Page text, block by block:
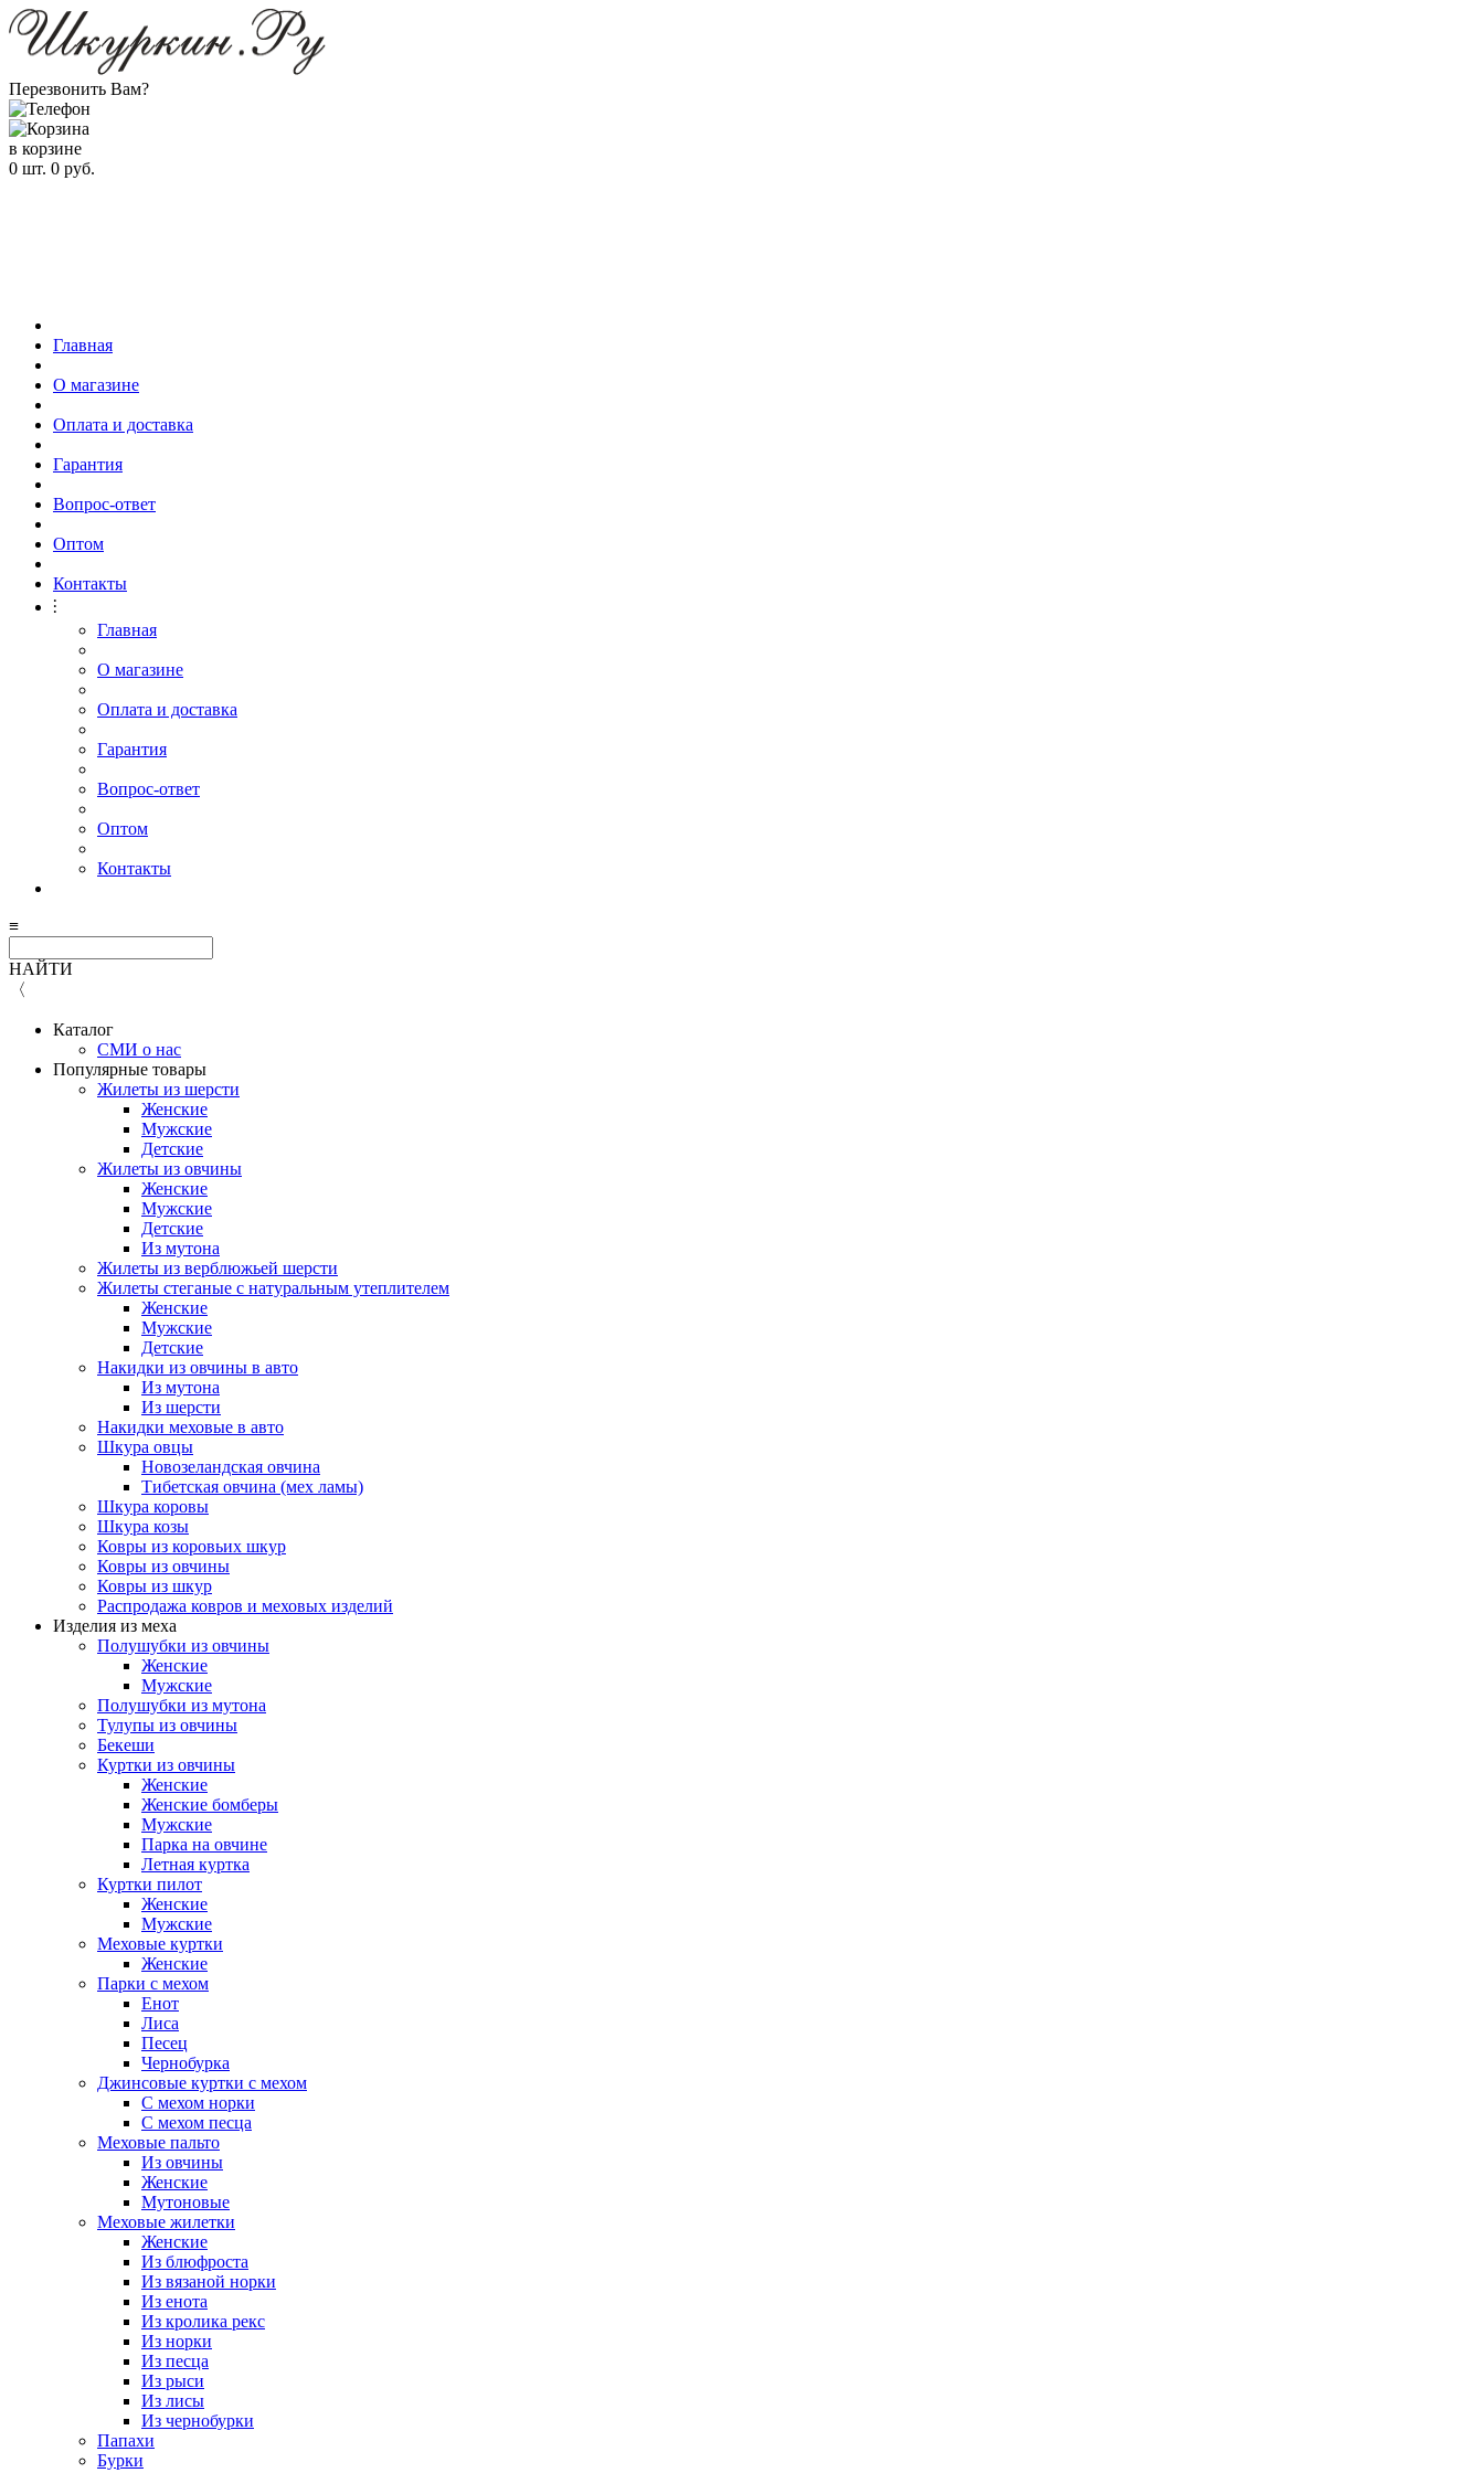
Перезвонить Вам?
в корзине
0 шт. 0 руб.
Главная
О магазине
Оплата и доставка
Гарантия
Вопрос-ответ
Оптом
Контакты
⫶
Главная
О магазине
Оплата и доставка
Гарантия
Вопрос-ответ
Оптом
Контакты
≡
НАЙТИ
〈
Каталог
СМИ о нас
Популярные товары
Жилеты из шерсти
Женские
Мужские
Детские
Жилеты из овчины
Женские
Мужские
Детские
Из мутона
Жилеты из верблюжьей шерсти
Жилеты стеганые с натуральным утеплителем
Женские
Мужские
Детские
Накидки из овчины в авто
Из мутона
Из шерсти
Накидки меховые в авто
Шкура овцы
Новозеландская овчина
Тибетская овчина (мех ламы)
Шкура коровы
Шкура козы
Ковры из коровьих шкур
Ковры из овчины
Ковры из шкур
Распродажа ковров и меховых изделий
Изделия из меха
Полушубки из овчины
Женские
Мужские
Полушубки из мутона
Тулупы из овчины
Бекеши
Куртки из овчины
Женские
Женские бомберы
Мужские
Парка на овчине
Летная куртка
Куртки пилот
Женские
Мужские
Меховые куртки
Женские
Парки с мехом
Енот
Лиса
Песец
Чернобурка
Джинсовые куртки с мехом
С мехом норки
С мехом песца
Меховые пальто
Из овчины
Женские
Мутоновые
Меховые жилетки
Женские
Из блюфроста
Из вязаной норки
Из енота
Из кролика рекс
Из норки
Из песца
Из рыси
Из лисы
Из чернобурки
Папахи
Бурки